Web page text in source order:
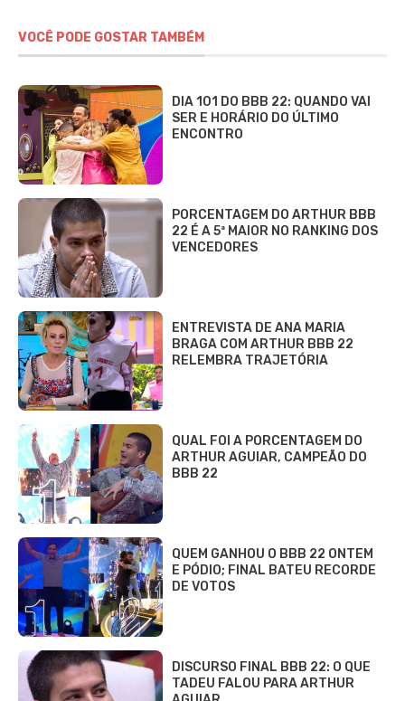
VOCÊ PODE GOSTAR TAMBÉM
DIA 101 DO BBB 22: QUANDO VAI
SER E HORÁRIO DO ÚLTIMO
ENCONTRO
PORCENTAGEM DO ARTHUR BBB
22 É A 5ª MAIOR NO RANKING DOS
VENCEDORES
ENTREVISTA DE ANA MARIA
BRAGA COM ARTHUR BBB 22
RELEMBRA TRAJETÓRIA
QUAL FOI A PORCENTAGEM DO
ARTHUR AGUIAR, CAMPEÃO DO
BBB 22
QUEM GANHOU O BBB 22 ONTEM
E PÓDIO; FINAL BATEU RECORDE
DE VOTOS
DISCURSO FINAL BBB 22: O QUE
TADEU FALOU PARA ARTHUR